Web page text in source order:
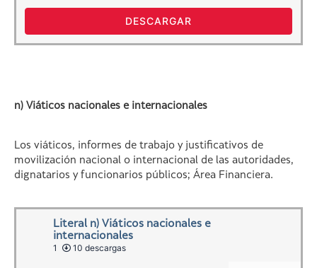
DESCARGAR
n) Viáticos nacionales e internacionales
Los viáticos, informes de trabajo y justificativos de
movilización nacional o internacional de las autoridades,
dignatarios y funcionarios públicos; Área Financiera.
Literal n) Viáticos nacionales e
internacionales
1
10 descargas